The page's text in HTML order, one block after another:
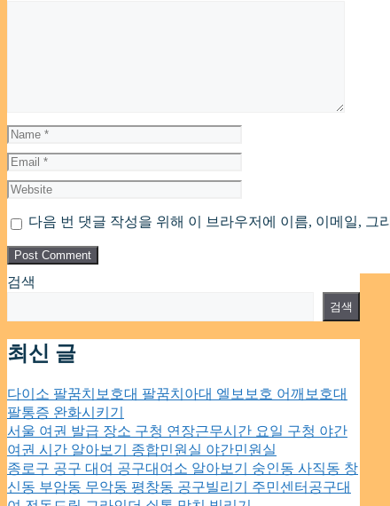
Name
Email
Website
다음 번 댓글 작성을 위해 이 브라우저에 이름, 이메일, 그
검색
검색
최신 글
다이소 팔꿈치보호대 팔꿈치아대 엘보보호 어깨보호대
팔통증 완화시키기
서울 여권 발급 장소 구청 연장근무시간 요일 구청 야간
여권 시간 알아보기 종합민원실 야간민원실
종로구 공구 대여 공구대여소 알아보기 숭인동 사직동 창
신동 부암동 무악동 평창동 공구빌리기 주민센터공구대